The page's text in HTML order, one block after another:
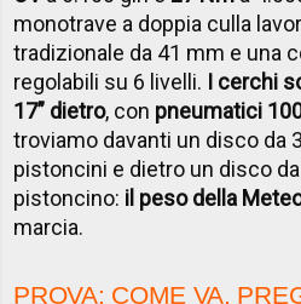
monotrave a doppia culla
tradizionale da 41 mm e una
regolabili su 6 livelli. I cerchi
17” dietro, con pneumatici
troviamo davanti un disco da
pistoncini e dietro un disco
pistoncino: il peso della
marcia.
PROVA: COME VA,